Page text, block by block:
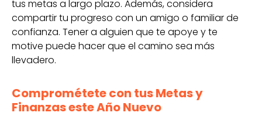
tus metas a largo plazo. Además, considera
compartir tu progreso con un amigo o familiar de
confianza. Tener a alguien que te apoye y te
motive puede hacer que el camino sea más
llevadero.
Comprométete con tus Metas y
Finanzas este Año Nuevo